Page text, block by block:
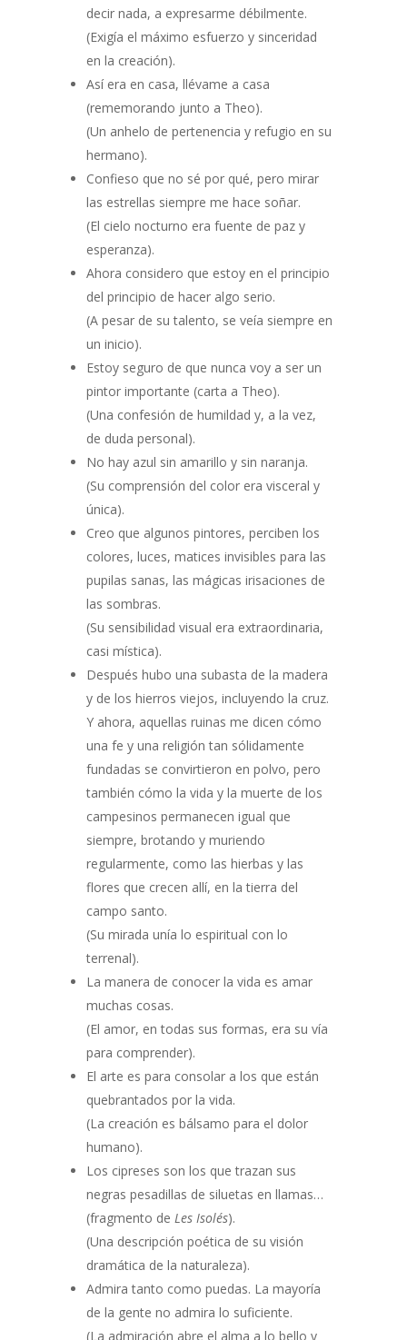
decir nada, a expresarme débilmente.
(Exigía el máximo esfuerzo y sinceridad
en la creación).
Así era en casa, llévame a casa
(rememorando junto a Theo).
(Un anhelo de pertenencia y refugio en su
hermano).
Confieso que no sé por qué, pero mirar
las estrellas siempre me hace soñar.
(El cielo nocturno era fuente de paz y
esperanza).
Ahora considero que estoy en el principio
del principio de hacer algo serio.
(A pesar de su talento, se veía siempre en
un inicio).
Estoy seguro de que nunca voy a ser un
pintor importante (carta a Theo).
(Una confesión de humildad y, a la vez,
de duda personal).
No hay azul sin amarillo y sin naranja.
(Su comprensión del color era visceral y
única).
Creo que algunos pintores, perciben los
colores, luces, matices invisibles para las
pupilas sanas, las mágicas irisaciones de
las sombras.
(Su sensibilidad visual era extraordinaria,
casi mística).
Después hubo una subasta de la madera
y de los hierros viejos, incluyendo la cruz.
Y ahora, aquellas ruinas me dicen cómo
una fe y una religión tan sólidamente
fundadas se convirtieron en polvo, pero
también cómo la vida y la muerte de los
campesinos permanecen igual que
siempre, brotando y muriendo
regularmente, como las hierbas y las
flores que crecen allí, en la tierra del
campo santo.
(Su mirada unía lo espiritual con lo
terrenal).
La manera de conocer la vida es amar
muchas cosas.
(El amor, en todas sus formas, era su vía
para comprender).
El arte es para consolar a los que están
quebrantados por la vida.
(La creación es bálsamo para el dolor
humano).
Los cipreses son los que trazan sus
negras pesadillas de siluetas en llamas…
(fragmento de Les Isolés).
(Una descripción poética de su visión
dramática de la naturaleza).
Admira tanto como puedas. La mayoría
de la gente no admira lo suficiente.
(La admiración abre el alma a lo bello y